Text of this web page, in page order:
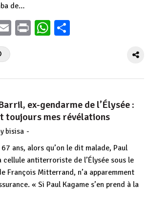
de…
EmailPrintWhatsApp
ex-gendarme de l’Élysée :
toujours mes révélations
bisisa -
ans, alors qu’on le dit malade, Paul
cellule antiterroriste de l’Élysée sous le
François Mitterrand, n’a apparemment
« Si Paul Kagame s’en prend à la